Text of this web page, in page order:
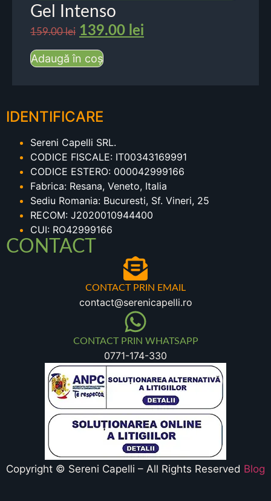
Gel Intenso
159.00lei 139.00 lei
Adaugă în coș
IDENTIFICARE
Sereni Capelli SRL.
CODICE FISCALE: IT00343169991
CODICE ESTERO: 000042999166
Fabrica: Resana, Veneto, Italia
Sediu Romania: Bucuresti, Sf. Vineri, 25
RECOM: J2020010944400
CUI: RO42999166
CONTACT
CONTACT PRIN EMAIL
contact@serenicapelli.ro
CONTACT PRIN WHATSAPP
0771-174-330
Copyright © Sereni Capelli – All Rights Reserved Blog